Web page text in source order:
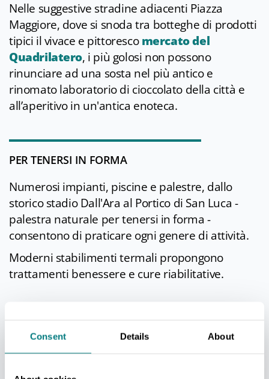
Consent Details About
Nelle suggestive stradine adiacenti Piazza
Maggiore, dove si snoda tra botteghe di prodotti
tipici il vivace e pittorescomercato del
Quadrilatero, i più golosi non possono
rinunciare ad una sosta nel più antico e
rinomato laboratorio di cioccolato della città e
all’aperitivo in un'antica enoteca.
PER TENERSI IN FORMA
Numerosi impianti, piscine e palestre, dallo
storico stadio Dall'Ara al Portico di San Luca -
palestra naturale per tenersi in forma -
consentono di praticare ogni genere di attività.
Moderni stabilimenti termali propongono
trattamenti benessere e cure riabilitative.
Nellaprogrammazione culturale